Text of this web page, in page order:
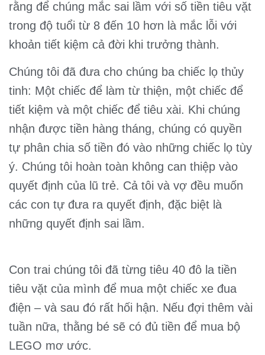
rằng để chúng mắc sai lầm với số tiền tiêu vặt
trong độ tuổi từ 8 đến 10 hơn là mắc lỗi với
khoản tiết kiệm cả đời khi trưởng thành.
Chúng tôi đã đưa cho chúng ba chiếc lọ thủy
tinh: Một chiếc để làm từ thiện, một chiếc để
tiết kiệm và một chiếc để tiêu xài. Khi chúng
nhận được tiền hàng tháng, chúng có quyềп
tự phân chia số tiền đó vào những chiếc lọ tùy
ý. Chúng tôi hoàn toàn không can thiệp vào
quyết định của lũ trẻ. Cả tôi và vợ đều muốn
các con tự đưa ra quyết định, đặc biệt là
những quyết định sai lầm.
Con trai chúng tôi đã từng tiêu 40 đô la tiền
tiêu vặt của mình để mua một chiếc xe đua
điện – và sau đó rất hối hận. Nếu đợi thêm vài
tuần nữa, thằng bé sẽ có đủ tiền để mua bộ
LEGO mơ ước.